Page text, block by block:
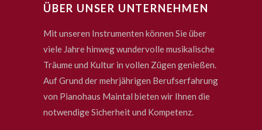
ÜBER UNSER UNTERNEHMEN
Mit unseren Instrumenten können Sie über
viele Jahre hinweg wundervolle musikalische
Träume und Kultur in vollen Zügen genießen.
Auf Grund der mehrjährigen Berufserfahrung
von Pianohaus Maintal bieten wir Ihnen die
notwendige Sicherheit und Kompetenz.